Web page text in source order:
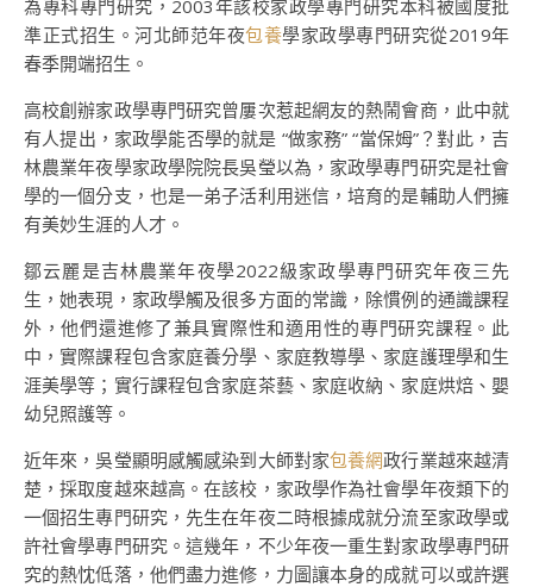
為專科專門研究，2003年該校家政學專門研究本科被國度批
準正式招生。河北師范年夜包養學家政學專門研究從2019年
春季開端招生。
高校創辦家政學專門研究曾屢次惹起網友的熱鬧會商，此中就
有人提出，家政學能否學的就是 “做家務” “當保姆”？對此，吉
林農業年夜學家政學院院長吳瑩以為，家政學專門研究是社會
學的一個分支，也是一弟子活利用迷信，培育的是輔助人們擁
有美妙生涯的人才。
鄒云麗是吉林農業年夜學2022級家政學專門研究年夜三先
生，她表現，家政學觸及很多方面的常識，除慣例的通識課程
外，他們還進修了兼具實際性和適用性的專門研究課程。此
中，實際課程包含家庭養分學、家庭教導學、家庭護理學和生
涯美學等；實行課程包含家庭茶藝、家庭收納、家庭烘焙、嬰
幼兒照護等。
近年來，吳瑩顯明感觸感染到大師對家包養網政行業越來越清
楚，採取度越來越高。在該校，家政學作為社會學年夜類下的
一個招生專門研究，先生在年夜二時根據成就分流至家政學或
許社會學專門研究。這幾年，不少年夜一重生對家政學專門研
究的熱忱低落，他們盡力進修，力圖讓本身的成就可以或許選